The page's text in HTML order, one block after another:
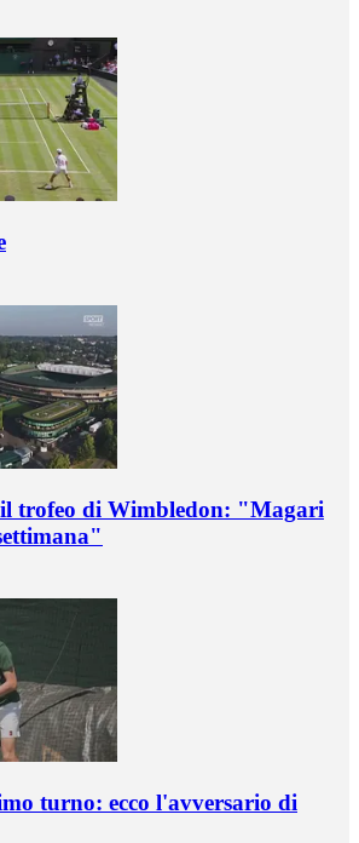
il trofeo di Wimbledon: "Magari
turno: ecco l'avversario di